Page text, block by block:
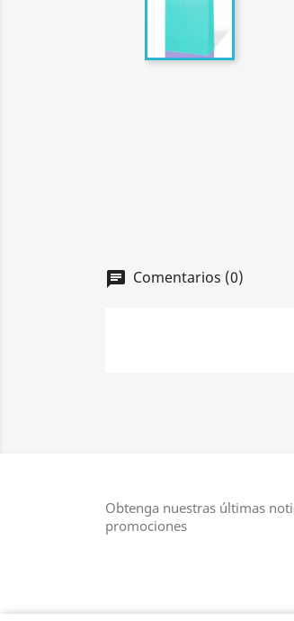
Comentarios (0)
Obtenga nuestras últimas
promociones